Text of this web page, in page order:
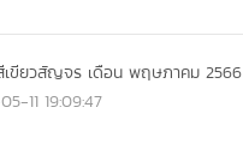
เขียวสัญจร เดือน พฤษภาคม 2566
11 19:09:47